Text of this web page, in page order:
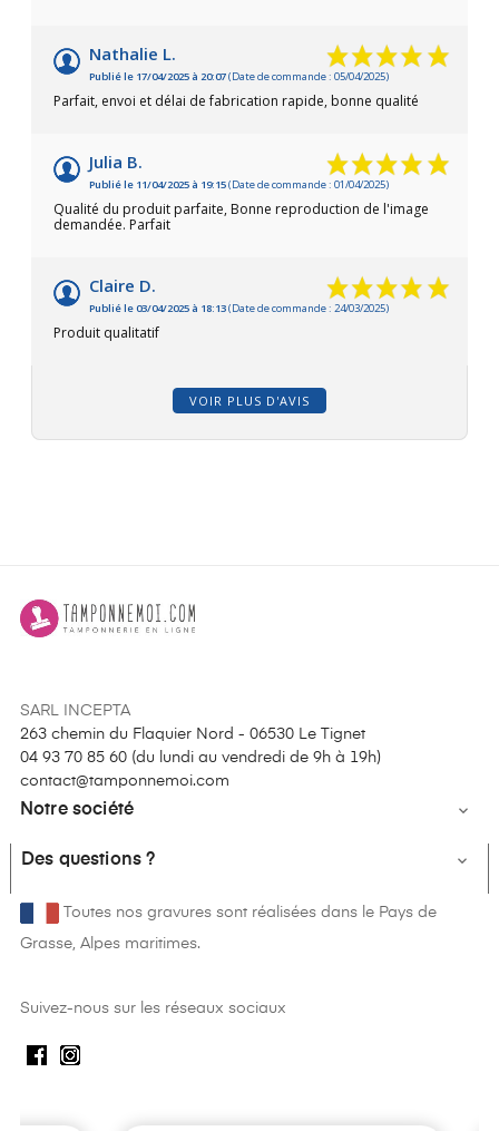
Nathalie L.
Publié le 17/04/2025 à 20:07(Date de commande : 05/04/2025)
Parfait, envoi et délai de fabrication rapide, bonne qualité
Julia B.
Publié le 11/04/2025 à 19:15(Date de commande : 01/04/2025)
Qualité du produit parfaite, Bonne reproduction de l'image
demandée. Parfait
Claire D.
Publié le 03/04/2025 à 18:13(Date de commande : 24/03/2025)
Produit qualitatif
VOIR PLUS D'AVIS
SARL INCEPTA
263 chemin du Flaquier Nord - 06530 Le Tignet
04 93 70 85 60 (du lundi au vendredi de 9h à 19h)
contact@tamponnemoi.com
Notre société 
Des questions ? 
Toutes nos gravures sont réalisées dans le Pays de
Grasse, Alpes maritimes.
Suivez-nous sur les réseaux sociaux